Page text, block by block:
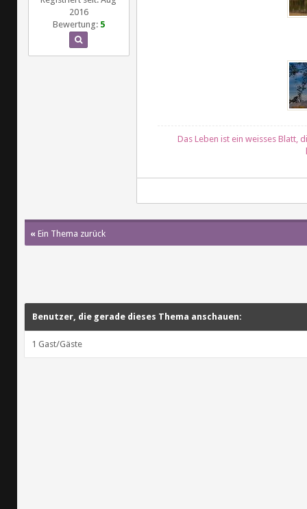
2016
Bewertung: 5
Das Leben ist ein weisses Blatt,
« Ein Thema zurück
Benutzer, die gerade dieses Thema anschauen:
1 Gast/Gäste